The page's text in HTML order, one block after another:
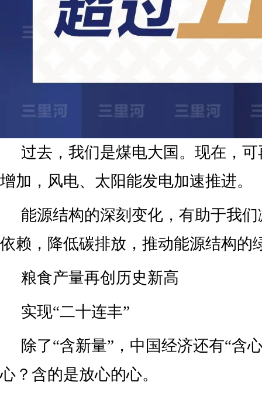
过去，我们是煤电大国。现在，
增加，风电、太阳能发电加速推进。
能源结构的深刻变化，有助于我
依赖，降低碳排放，推动能源结构的
粮食产量再创历史新高
实现“二十连丰”
除了“含新量”，中国经济还有“含
心？含的是放心的心。